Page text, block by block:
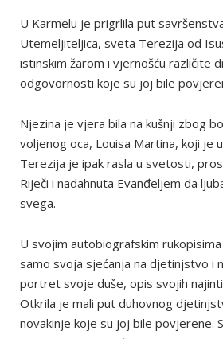
U Karmelu je prigrlila put
Utemeljiteljica, sveta Terezija od
istinskim žarom i vjernošću različite
odgovornosti koje su joj bile
Njezina je vjera bila na kušnji zbog
voljenog oca, Louisa Martina, koji je
Terezija je ipak rasla u svetosti,
Riječi i nadahnuta Evanđeljem da
svega.
U svojim autobiografskim
samo svoja sjećanja na djetinjstvo i
portret svoje duše, opis svojih
Otkrila je mali put duhovnog
novakinje koje su joj bile povjerene.